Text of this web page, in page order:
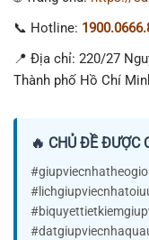
📞 Hotline:
📍 Địa chỉ: 220/27
Thành phố Hồ Chí
🔥 CHỦ ĐỀ ĐƯỢC